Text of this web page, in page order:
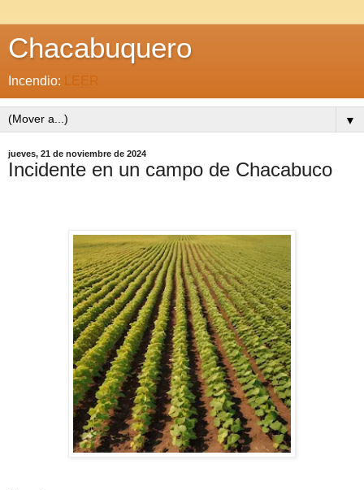
Chacabuquero
Incendio: LEER
▼
jueves, 21 de noviembre de 2024
Incidente en un campo de Chacabuco